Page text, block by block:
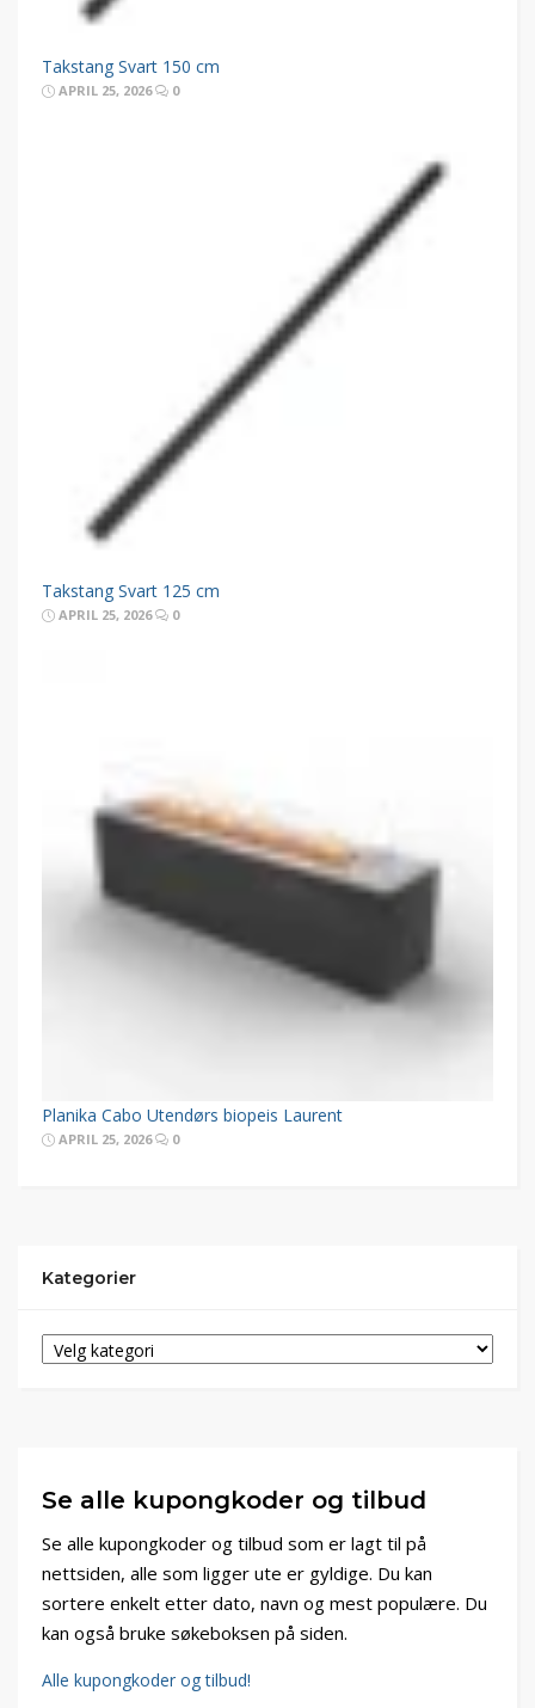
Takstang Svart 150 cm
APRIL 25, 2026 0
Takstang Svart 125 cm
APRIL 25, 2026 0
Planika Cabo Utendørs biopeis Laurent
APRIL 25, 2026 0
Kategorier
Se alle kupongkoder og tilbud
Se alle kupongkoder og tilbud som er lagt til på
nettsiden, alle som ligger ute er gyldige. Du kan
sortere enkelt etter dato, navn og mest populære. Du
kan også bruke søkeboksen på siden.
Alle kupongkoder og tilbud!